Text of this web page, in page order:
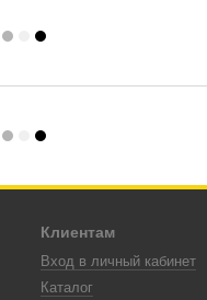
Клиентам
Вход в личный кабинет
Каталог